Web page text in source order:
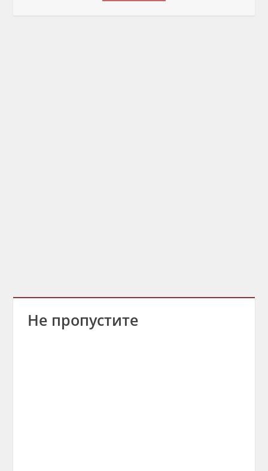
Не пропустите